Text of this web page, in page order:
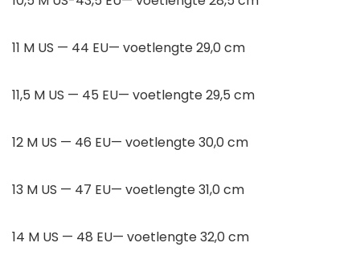
11 M US — 44 EU— voetlengte 29,0 cm
11,5 M US — 45 EU— voetlengte 29,5 cm
12 M US — 46 EU— voetlengte 30,0 cm
13 M US — 47 EU— voetlengte 31,0 cm
14 M US — 48 EU— voetlengte 32,0 cm